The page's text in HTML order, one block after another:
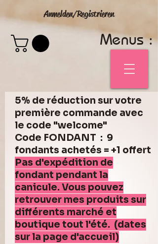
Anmelden/Registrieren
Menus :
5% de réduction sur votre
première commande avec
le code "welcome"
Code FONDANT : 9
fondants achetés = +1 offert
Pas d'expédition de
fondant pendant la
canicule. Vous pouvez
retrouver mes produits sur
différents marché et
boutique tout l'été. (dates
sur la page d'accueil)